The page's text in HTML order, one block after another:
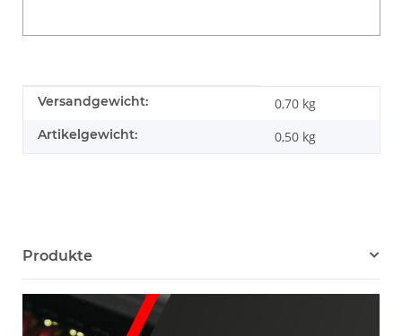
Produkteigenschaft
Wert
Versandgewicht: 0,70 kg
Artikelgewicht: 0,50 kg
Produkte